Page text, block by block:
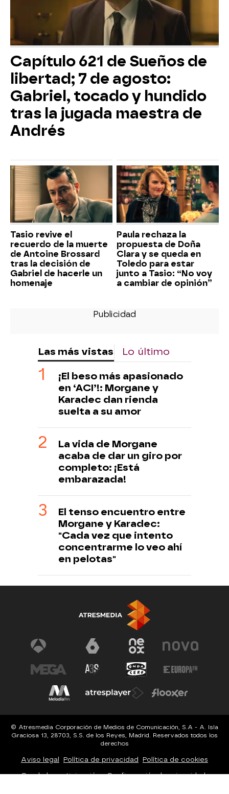
Capítulo 621 de Sueños de
libertad; 7 de agosto:
Gabriel, tocado y hundido
tras la jugada maestra de
Andrés
Tasio revive el
recuerdo de la muerte
de Antoine Brossard
tras la decisión de
Gabriel de hacerle un
homenaje
Paula rechaza la
propuesta de Doña
Clara y se queda en
Toledo para estar
junto a Tasio: “No voy
a cambiar de opinión”
Las más vistas Lo último
¡El beso más apasionado
en ‘ACI’!: Morgane y
Karadec dan rienda
suelta a su amor
La vida de Morgane
acaba de dar un giro por
completo: ¡Está
embarazada!
El tenso encuentro entre
Morgane y Karadec:
"Cada vez que intento
concentrarme lo veo ahí
en pelotas"
© Atresmedia Corporación de Medios de Comunicación, S.A - A. Isla
Graciosa 13, 28703, S.S. de los Reyes, Madrid. Reservados todos los
derechos
Aviso legal Política de privacidad Política de cookies
Cond. de participación Configuración de privacidad